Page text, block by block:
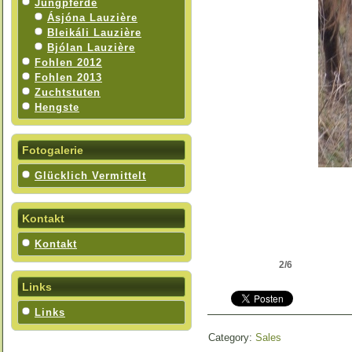
Jungpferde
Ásjóna Lauzière
Bleikáli Lauzière
Bjólan Lauzière
Fohlen 2012
Fohlen 2013
Zuchtstuten
Hengste
Fotogalerie
Glücklich Vermittelt
Kontakt
Kontakt
Links
Links
2/6
Category: Sales